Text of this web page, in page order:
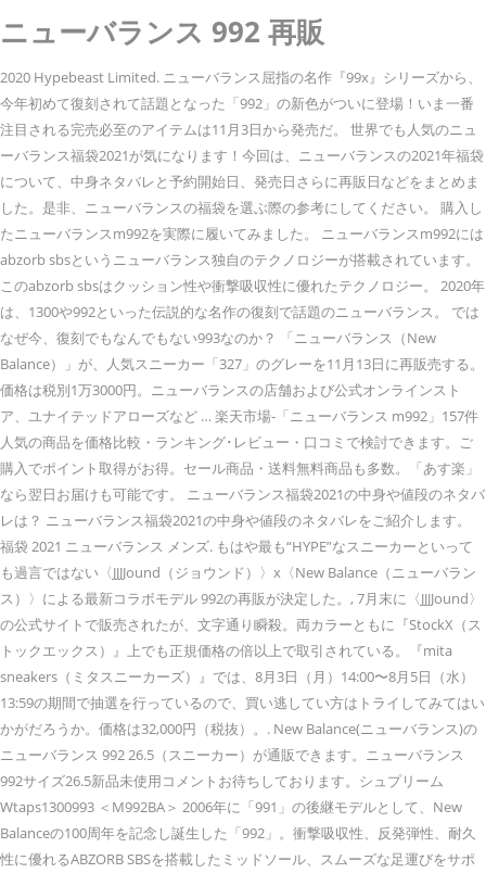
ニューバランス 992 再販
2020 Hypebeast Limited. ニューバランス屈指の名作『99x』シリーズから、
今年初めて復刻されて話題となった「992」の新色がついに登場！いま一番
注目される完売必至のアイテムは11月3日から発売だ。 世界でも人気のニュ
ーバランス福袋2021が気になります！今回は、ニューバランスの2021年福袋
について、中身ネタバレと予約開始日、発売日さらに再販日などをまとめま
した。是非、ニューバランスの福袋を選ぶ際の参考にしてください。 購入し
たニューバランスm992を実際に履いてみました。 ニューバランスm992には
abzorb sbsというニューバランス独自のテクノロジーが搭載されています。
このabzorb sbsはクッション性や衝撃吸収性に優れたテクノロジー。 2020年
は、1300や992といった伝説的な名作の復刻で話題のニューバランス。 では
なぜ今、復刻でもなんでもない993なのか？ 「ニューバランス（New
Balance）」が、人気スニーカー「327」のグレーを11月13日に再販売する。
価格は税別1万3000円。ニューバランスの店舗および公式オンラインスト
ア、ユナイテッドアローズなど … 楽天市場-「ニューバランス m992」157件
人気の商品を価格比較・ランキング･レビュー・口コミで検討できます。ご
購入でポイント取得がお得。セール商品・送料無料商品も多数。「あす楽」
なら翌日お届けも可能です。 ニューバランス福袋2021の中身や値段のネタバ
レは？ ニューバランス福袋2021の中身や値段のネタバレをご紹介します。
福袋 2021 ニューバランス メンズ. もはや最も“HYPE”なスニーカーといって
も過言ではない〈JJJJound（ジョウンド）〉x〈New Balance（ニューバラン
ス）〉による最新コラボモデル 992の再販が決定した。, 7月末に〈JJJJound〉
の公式サイトで販売されたが、文字通り瞬殺。両カラーともに『StockX（ス
トックエックス）』上でも正規価格の倍以上で取引されている。『mita
sneakers（ミタスニーカーズ）』では、8月3日（月）14:00〜8月5日（水）
13:59の期間で抽選を行っているので、買い逃してい方はトライしてみてはい
かがだろうか。価格は32,000円（税抜）。. New Balance(ニューバランス)の
ニューバランス 992 26.5（スニーカー）が通販できます。ニューバランス
992サイズ26.5新品未使用コメントお待ちしております。シュプリーム
Wtaps1300993 ＜M992BA＞ 2006年に「991」の後継モデルとして、New
Balanceの100周年を記念し誕生した「992」。衝撃吸収性、反発弾性、耐久
性に優れるABZORB SBSを搭載したミッドソール、スムーズな足運びをサポ